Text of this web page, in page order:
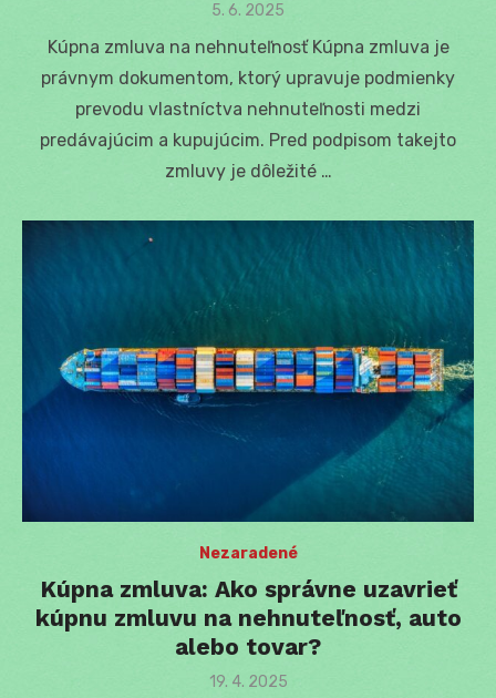
Posted
5. 6. 2025
Kúpna zmluva na nehnuteľnosť Kúpna zmluva je
právnym dokumentom, ktorý upravuje podmienky
prevodu vlastníctva nehnuteľnosti medzi
predávajúcim a kupujúcim. Pred podpisom takejto
zmluvy je dôležité …
Nezaradené
Kúpna zmluva: Ako správne uzavrieť
kúpnu zmluvu na nehnuteľnosť, auto
alebo tovar?
Posted
19. 4. 2025